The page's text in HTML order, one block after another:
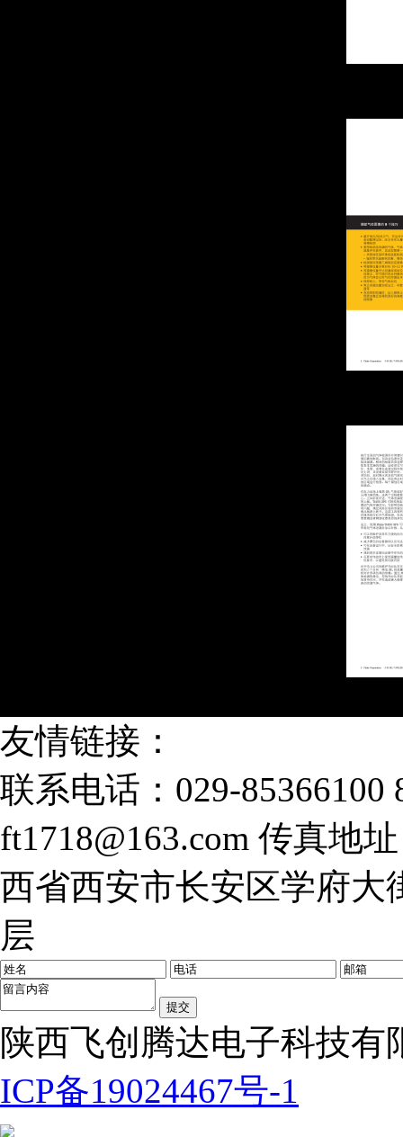
友情链接：
联系电话：029-85366100
ft1718@163.com 传真地址
西省西安市长安区学府大
层
陕西飞创腾达电子科技有
ICP备19024467号-1